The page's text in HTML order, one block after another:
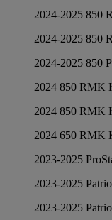
2024-2025 850
2024-2025 850
2024-2025 850
2024 850 RMK
2024 850 RMK
2024 650 RMK
2023-2025
2023-2025
2023-2025